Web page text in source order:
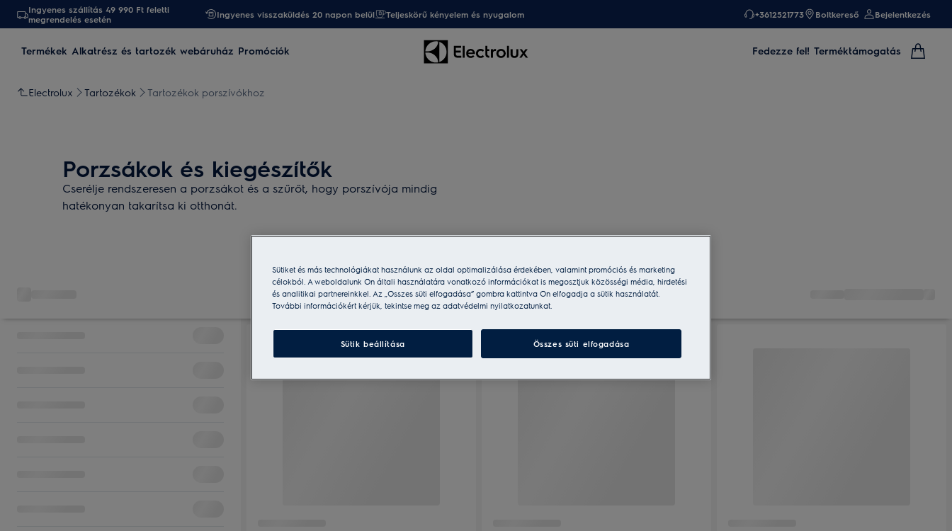
Ingyenes szállítás 49 990 Ft feletti
megrendelés esetén
Ingyenes visszaküldés 20 napon belül Teljeskörű kényelem és nyugalom +3612521773 Boltkereső Bejelentkezés
Termékek Alkatrész és tartozék webáruház Promóciók Fedezze fel! Terméktámogatás
Electrolux Tartozékok Tartozékok porszívókhoz
Porzsákok és kiegészítők
Cserélje rendszeresen a porzsákot és a szűrőt, hogy porszívója mindig
hatékonyan takarítsa ki otthonát.
Sütiket és más technológiákat használunk az oldal optimalizálása érdekében, valamint promóciós és marketing
célokból. A weboldalunk Ön általi használatára vonatkozó információkat is megosztjuk közösségi média, hirdetési
és analitikai partnereinkkel. Az „Összes süti elfogadása” gombra kattintva Ön elfogadja a sütik használatát.
További információkért kérjük, tekintse meg az adatvédelmi nyilatkozatunkat.
Sütik beállítása Összes süti elfogadása